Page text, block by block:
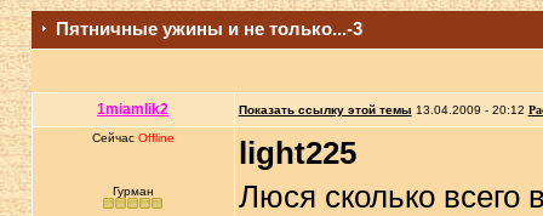
Пятничные ужины и не только...-3
1miamlik2 Показать ссылку этой темы 13.04.2009 - 20:12
Сейчас Offline
Гурман
light225
Люся сколько всего